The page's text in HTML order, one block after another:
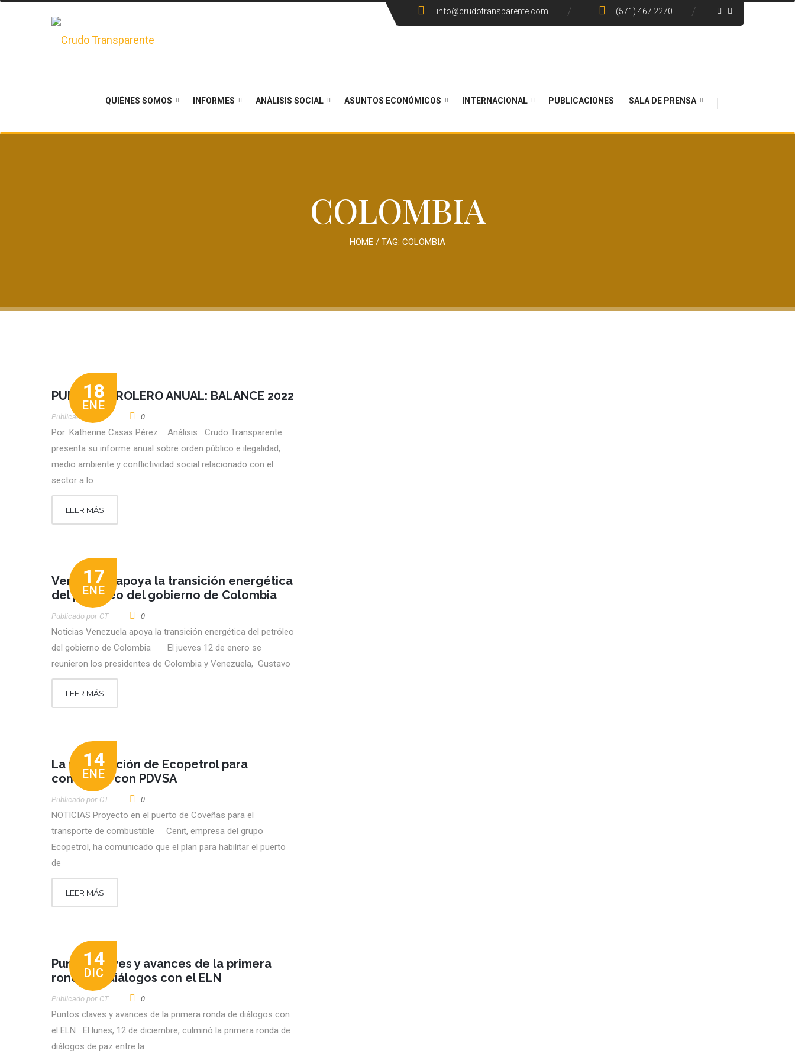
info@crudotransparente.com (571) 467 2270
QUIÉNES SOMOS INFORMES ANÁLISIS SOCIAL ASUNTOS ECONÓMICOS INTERNACIONAL PUBLICACIONES SALA DE PRENSA
COLOMBIA
HOME / TAG: COLOMBIA
18
ENE
PULSO PETROLERO ANUAL: BALANCE 2022
Publicado por CT 0
Por: Katherine Casas Pérez Análisis Crudo Transparente
presenta su informe anual sobre orden público e ilegalidad,
medio ambiente y conflictividad social relacionado con el
sector a lo
LEER MÁS
17
ENE
Venezuela apoya la transición energética
del petróleo del gobierno de Colombia
Publicado por CT 0
Noticias Venezuela apoya la transición energética del petróleo
del gobierno de Colombia El jueves 12 de enero se
reunieron los presidentes de Colombia y Venezuela, Gustavo
LEER MÁS
14
ENE
La negociación de Ecopetrol para
comerciar con PDVSA
Publicado por CT 0
NOTICIAS Proyecto en el puerto de Coveñas para el
transporte de combustible Cenit, empresa del grupo
Ecopetrol, ha comunicado que el plan para habilitar el puerto
de
LEER MÁS
14
DIC
Puntos claves y avances de la primera
ronda de diálogos con el ELN
Publicado por CT 0
Puntos claves y avances de la primera ronda de diálogos con
el ELN El lunes, 12 de diciembre, culminó la primera ronda de
diálogos de paz entre la